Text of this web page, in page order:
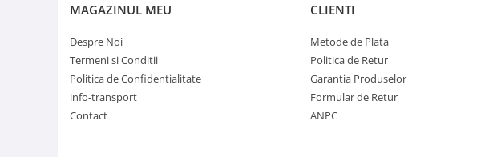
MAGAZINUL MEU
Despre Noi
Termeni si Conditii
Politica de Confidentialitate
info-transport
Contact
CLIENTI
Metode de Plata
Politica de Retur
Garantia Produselor
Formular de Retur
ANPC